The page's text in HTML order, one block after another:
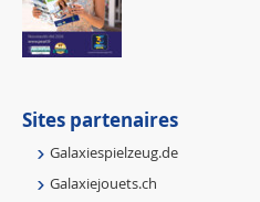
Sites partenaires
Galaxiespielzeug.de
Galaxiejouets.ch